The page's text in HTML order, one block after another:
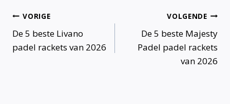
Bericht
navigatie
VORIGE
De 5 beste Livano
padel rackets van 2026
VOLGENDE
De 5 beste Majesty
Padel padel rackets
van 2026